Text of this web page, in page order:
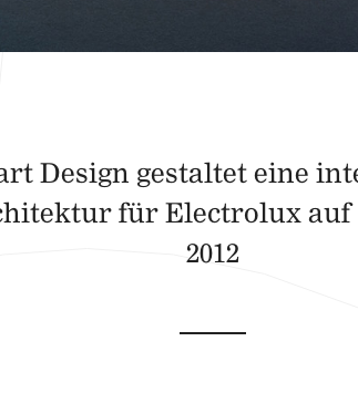
Design gestaltet eine
für Electrolux auf
2012